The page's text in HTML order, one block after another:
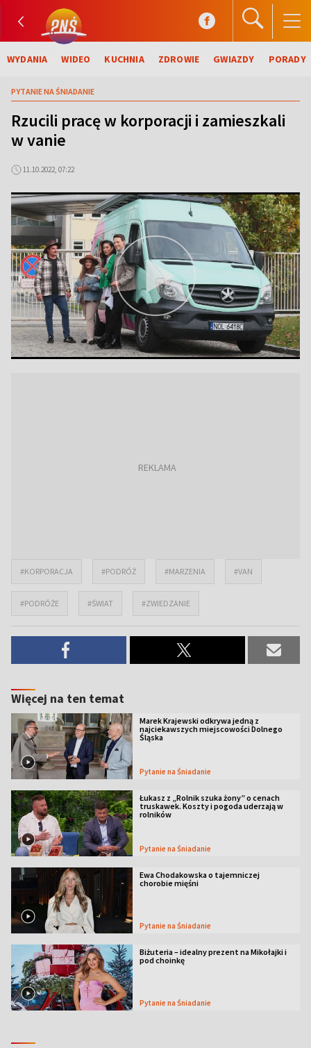
WYDANIA WIDEO KUCHNIA ZDROWIE GWIAZDY PORADY
PYTANIE NA ŚNIADANIE
Rzucili pracę w korporacji i zamieszkali
w vanie
11.10.2022, 07:22
#KORPORACJA #PODRÓŻ #MARZENIA #VAN
#PODRÓŻE #ŚWIAT #ZWIEDZANIE
Więcej na ten temat
Marek Krajewski odkrywa jedną z
najciekawszych miejscowości Dolnego
Śląska
Pytanie na Śniadanie
Łukasz z „Rolnik szuka żony” o cenach
truskawek. Koszty i pogoda uderzają w
rolników
Pytanie na Śniadanie
Ewa Chodakowska o tajemniczej
chorobie mięśni
Pytanie na Śniadanie
Biżuteria – idealny prezent na Mikołajki i
pod choinkę
Pytanie na Śniadanie